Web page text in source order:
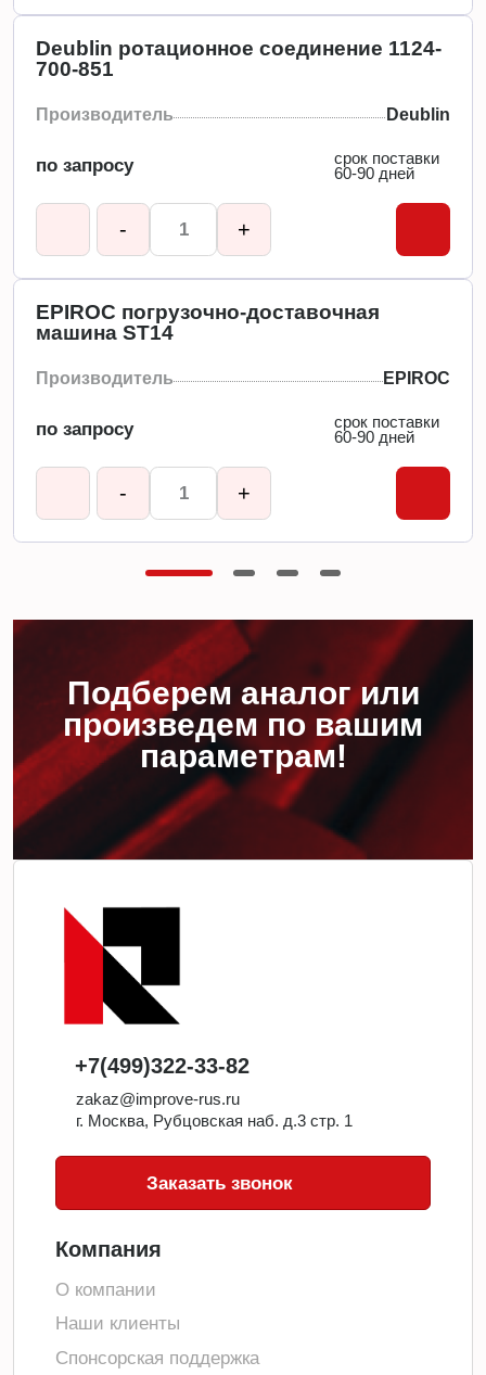
Deublin ротационное соединение 1124-
700-851
Производитель Deublin
по запросу
срок поставки
60-90 дней
- +
EPIROC погрузочно-доставочная
машина ST14
Производитель EPIROC
по запросу
срок поставки
60-90 дней
- +
Подберем аналог или
произведем по вашим
параметрам!
+7(499)322-33-82
zakaz@improve-rus.ru
г. Москва, Рубцовская наб. д.3 стр. 1
Заказать звонок
Компания
О компании
Наши клиенты
Спонсорская поддержка